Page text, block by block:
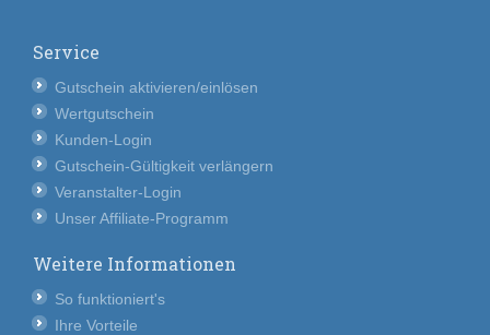
Service
Gutschein aktivieren/einlösen
Wertgutschein
Kunden-Login
Gutschein-Gültigkeit verlängern
Veranstalter-Login
Unser Affiliate-Programm
Weitere Informationen
So funktioniert's
Ihre Vorteile